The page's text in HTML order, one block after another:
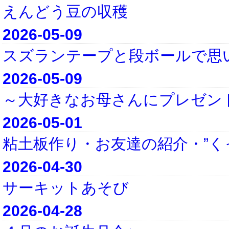
えんどう豆の収穫
2026-05-09
スズランテープと段ボールで
2026-05-09
～大好きなお母さんにプレゼン
2026-05-01
粘土板作り・お友達の紹介・”
2026-04-30
サーキットあそび
2026-04-28